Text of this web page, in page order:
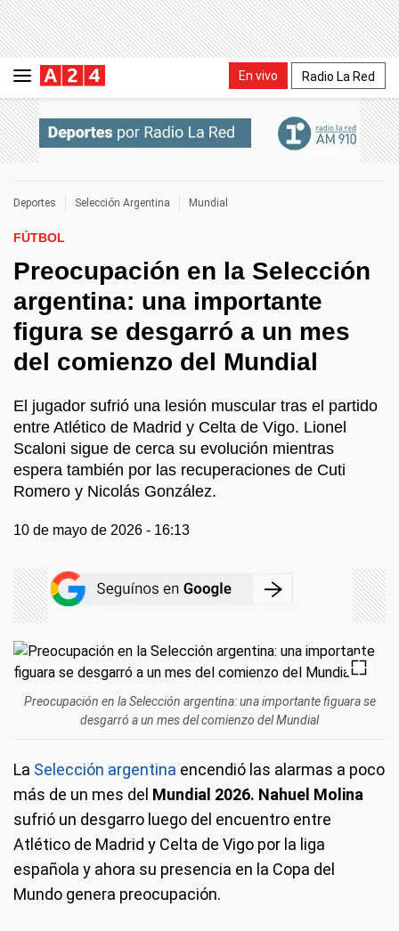
En vivo Radio La Red
Deportes Selección Argentina Mundial
FÚTBOL
Preocupación en la Selección
argentina: una importante
figura se desgarró a un mes
del comienzo del Mundial
El jugador sufrió una lesión muscular tras el partido
entre Atlético de Madrid y Celta de Vigo. Lionel
Scaloni sigue de cerca su evolución mientras
espera también por las recuperaciones de Cuti
Romero y Nicolás González.
10 de mayo de 2026 - 16:13
Preocupación en la Selección argentina: una importante figuara se
desgarró a un mes del comienzo del Mundial
La Selección argentina encendió las alarmas a poco
más de un mes del Mundial 2026. Nahuel Molina
sufrió un desgarro luego del encuentro entre
Atlético de Madrid y Celta de Vigo por la liga
española y ahora su presencia en la Copa del
Mundo genera preocupación.